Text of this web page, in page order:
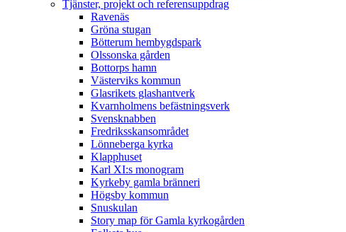
Tjänster, projekt och referensuppdrag
Ravenäs
Gröna stugan
Bötterum hembygdspark
Olssonska gården
Bottorps hamn
Västerviks kommun
Glasrikets glashantverk
Kvarnholmens befästningsverk
Svensknabben
Fredriksskansområdet
Lönneberga kyrka
Klapphuset
Karl XI:s monogram
Kyrkeby gamla bränneri
Högsby kommun
Snuskulan
Story map för Gamla kyrkogården